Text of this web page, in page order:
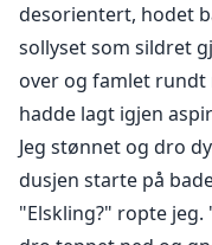
desorientert, hodet
sollyset som sildret
over og famlet
hadde lagt igjen
Jeg stønnet og dro
dusjen starte på
"Elskling?" ropte jeg.